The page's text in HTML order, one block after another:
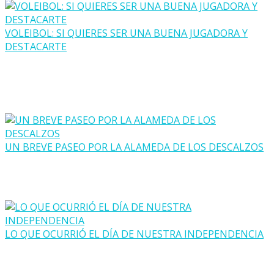
VOLEIBOL: SI QUIERES SER UNA BUENA JUGADORA Y
DESTACARTE
UN BREVE PASEO POR LA ALAMEDA DE LOS DESCALZOS
LO QUE OCURRIÓ EL DÍA DE NUESTRA INDEPENDENCIA